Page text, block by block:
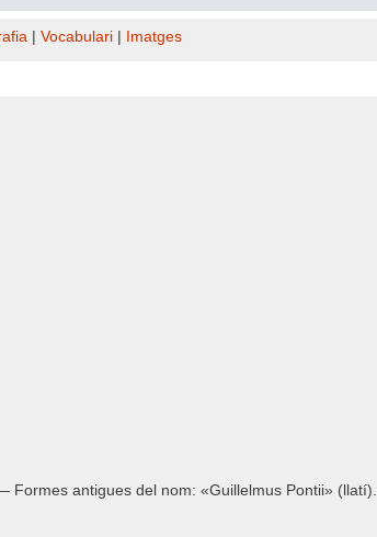
Vocabulari Imatges
Formes antigues del nom: «Guillelmus Pontii» (llatí).